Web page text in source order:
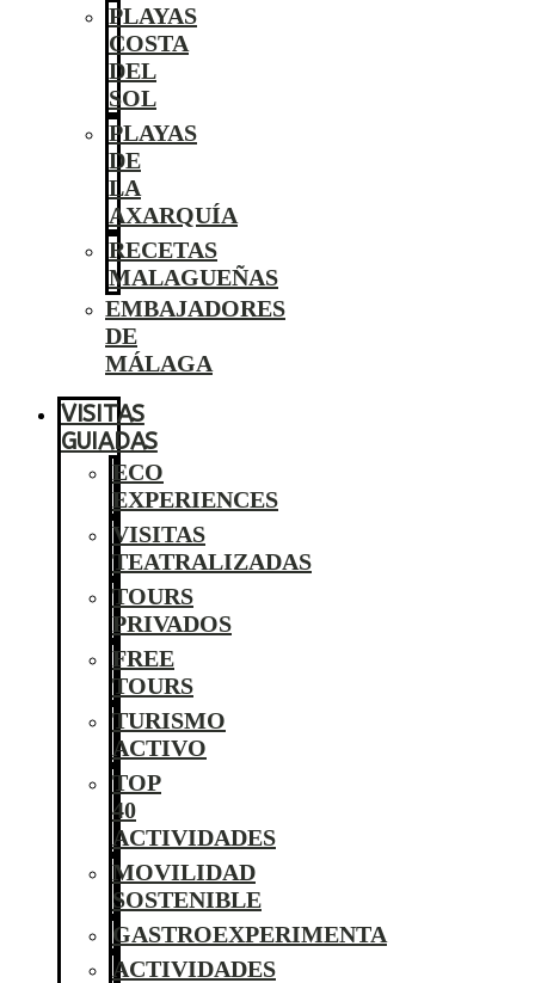
PLAYAS
COSTA
DEL
SOL
PLAYAS
DE
LA
AXARQUÍA
RECETAS
MALAGUEÑAS
EMBAJADORES
DE
MÁLAGA
VISITAS
GUIADAS
ECO
EXPERIENCES
VISITAS
TEATRALIZADAS
TOURS
PRIVADOS
FREE
TOURS
TURISMO
ACTIVO
TOP
40
ACTIVIDADES
MOVILIDAD
SOSTENIBLE
GASTROEXPERIMENTA
ACTIVIDADES